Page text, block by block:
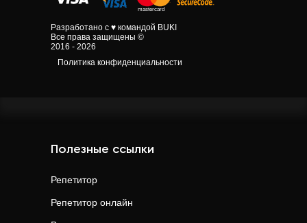
Разработано с ♥ командой BUKI
Все права защищены ©
2016 - 2026
Политика конфиденциальности
Полезные ссылки
Репетитор
Репетитор онлайн